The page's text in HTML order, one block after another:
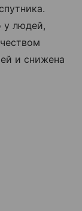
у людей,
и снижена